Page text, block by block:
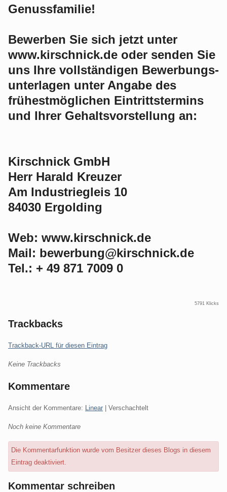
Genussfamilie!
Bewerben Sie sich jetzt unter
www.kirschnick.de oder senden Sie
uns Ihre vollständigen Bewerbungs­
unter­lagen unter Angabe des
frühestmöglichen Eintrittstermins
und Ihrer Gehaltsvorstellung an:
Kirschnick GmbH
Herr Harald Kreuzer
Am Industriegleis 10
84030 Ergolding
Web: www.kirschnick.de
Mail: bewerbung@kirschnick.de
Tel.: + 49 871 7009 0
5791 Klicks
Trackbacks
Trackback-URL für diesen Eintrag
Keine Trackbacks
Kommentare
Ansicht der Kommentare: Linear | Verschachtelt
Noch keine Kommentare
Die Kommentarfunktion wurde vom Besitzer dieses Blogs in diesem
Eintrag deaktiviert.
Kommentar schreiben